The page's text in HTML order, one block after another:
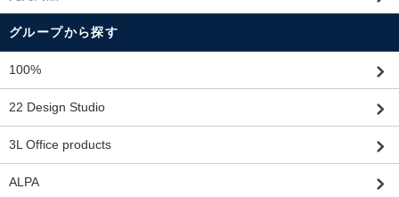
グループから探す
100%
22 Design Studio
3L Office products
ALPA